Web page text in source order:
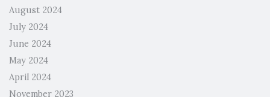
August 2024
July 2024
June 2024
May 2024
April 2024
November 2023